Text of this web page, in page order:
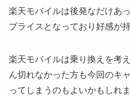
楽天モバイルは後発なだけあ
プライスとなっており好感が
楽天モバイルは乗り換えを考
ん切れなかった方も今回のキ
ってしまうのもよいかもしれま